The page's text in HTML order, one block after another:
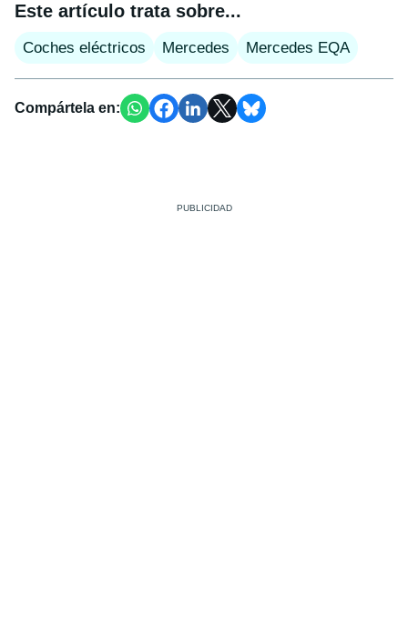
Este artículo trata sobre...
Coches eléctricos Mercedes Mercedes EQA
Compártela en: